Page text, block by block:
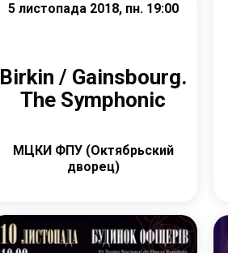
5 листопада 2018, пн. 19:00
Birkin / Gainsbourg.
The Symphonic
МЦКИ ФПУ (Октябрьский
дворец)
Детальніше